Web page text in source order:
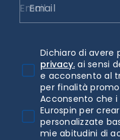
Email
Dichiaro di avere
privacy. ai sensi
e acconsento al
per finalità
Acconsento che
Eurospin per
personalizzate
mie abitudini di